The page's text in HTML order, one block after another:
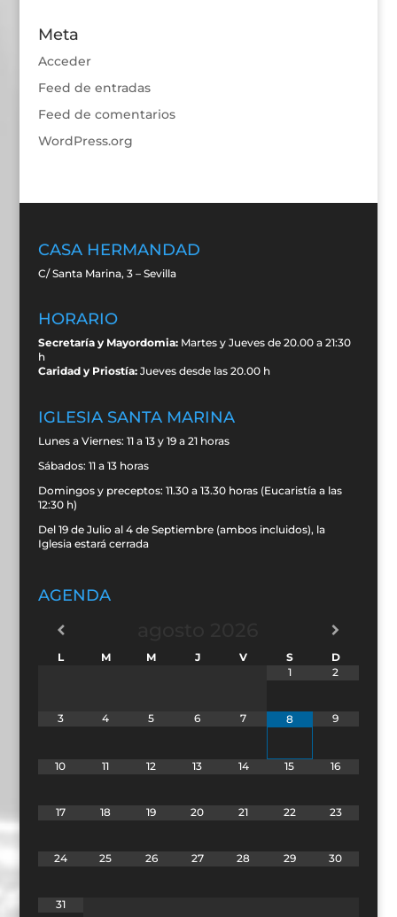
Meta
Acceder
Feed de entradas
Feed de comentarios
WordPress.org
CASA HERMANDAD
C/ Santa Marina, 3 – Sevilla
HORARIO
Secretaría y Mayordomia:Martes y Jueves de 20.00 a 21:30
h
Caridad y Priostía:Jueves desde las 20.00 h
IGLESIA SANTA MARINA
Lunes a Viernes: 11 a 13 y 19 a 21 horas
Sábados: 11 a 13 horas
Domingos y preceptos: 11.30 a 13.30 horas (Eucaristía a las
12:30 h)
Del 19 de Julio al 4 de Septiembre (ambos incluidos), la
Iglesia estará cerrada
AGENDA
L M M J V S
D
1
2
3 4 5 6 7 8 9
10 11 12 13 14 15 16
17 18 19 20 21 22 23
24 25 26 27 28 29 30
31